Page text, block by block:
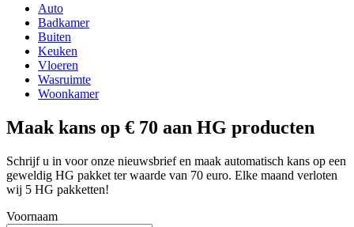
Auto
Badkamer
Buiten
Keuken
Vloeren
Wasruimte
Woonkamer
Maak kans op € 70 aan HG producten
Schrijf u in voor onze nieuwsbrief en maak automatisch kans op een
geweldig HG pakket ter waarde van 70 euro. Elke maand verloten
wij 5 HG pakketten!
Voornaam